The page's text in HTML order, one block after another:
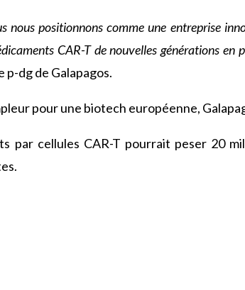
nous positionnons comme une entreprise
CAR-T de nouvelles générations en
p-dg de Galapagos.
pour une biotech européenne,
par cellules CAR-T pourrait peser 20